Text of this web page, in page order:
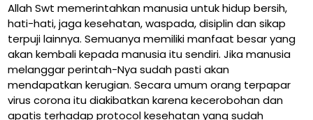
Allah Swt memerintahkan manusia untuk hidup bersih,
hati-hati, jaga kesehatan, waspada, disiplin dan sikap
terpuji lainnya. Semuanya memiliki manfaat besar yang
akan kembali kepada manusia itu sendiri. Jika manusia
melanggar perintah-Nya sudah pasti akan
mendapatkan kerugian. Secara umum orang terpapar
virus corona itu diakibatkan karena kecerobohan dan
apatis terhadap protocol kesehatan yang sudah